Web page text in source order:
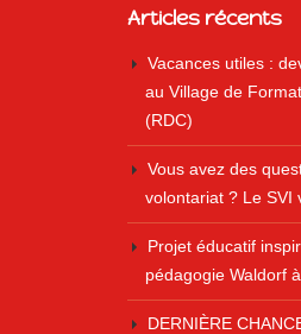
Articles récents
Vacances utiles :
au Village de
(RDC)
Vous avez des
volontariat ? Le SVI
Projet éducatif
pédagogie Waldorf
DERNIÈRE